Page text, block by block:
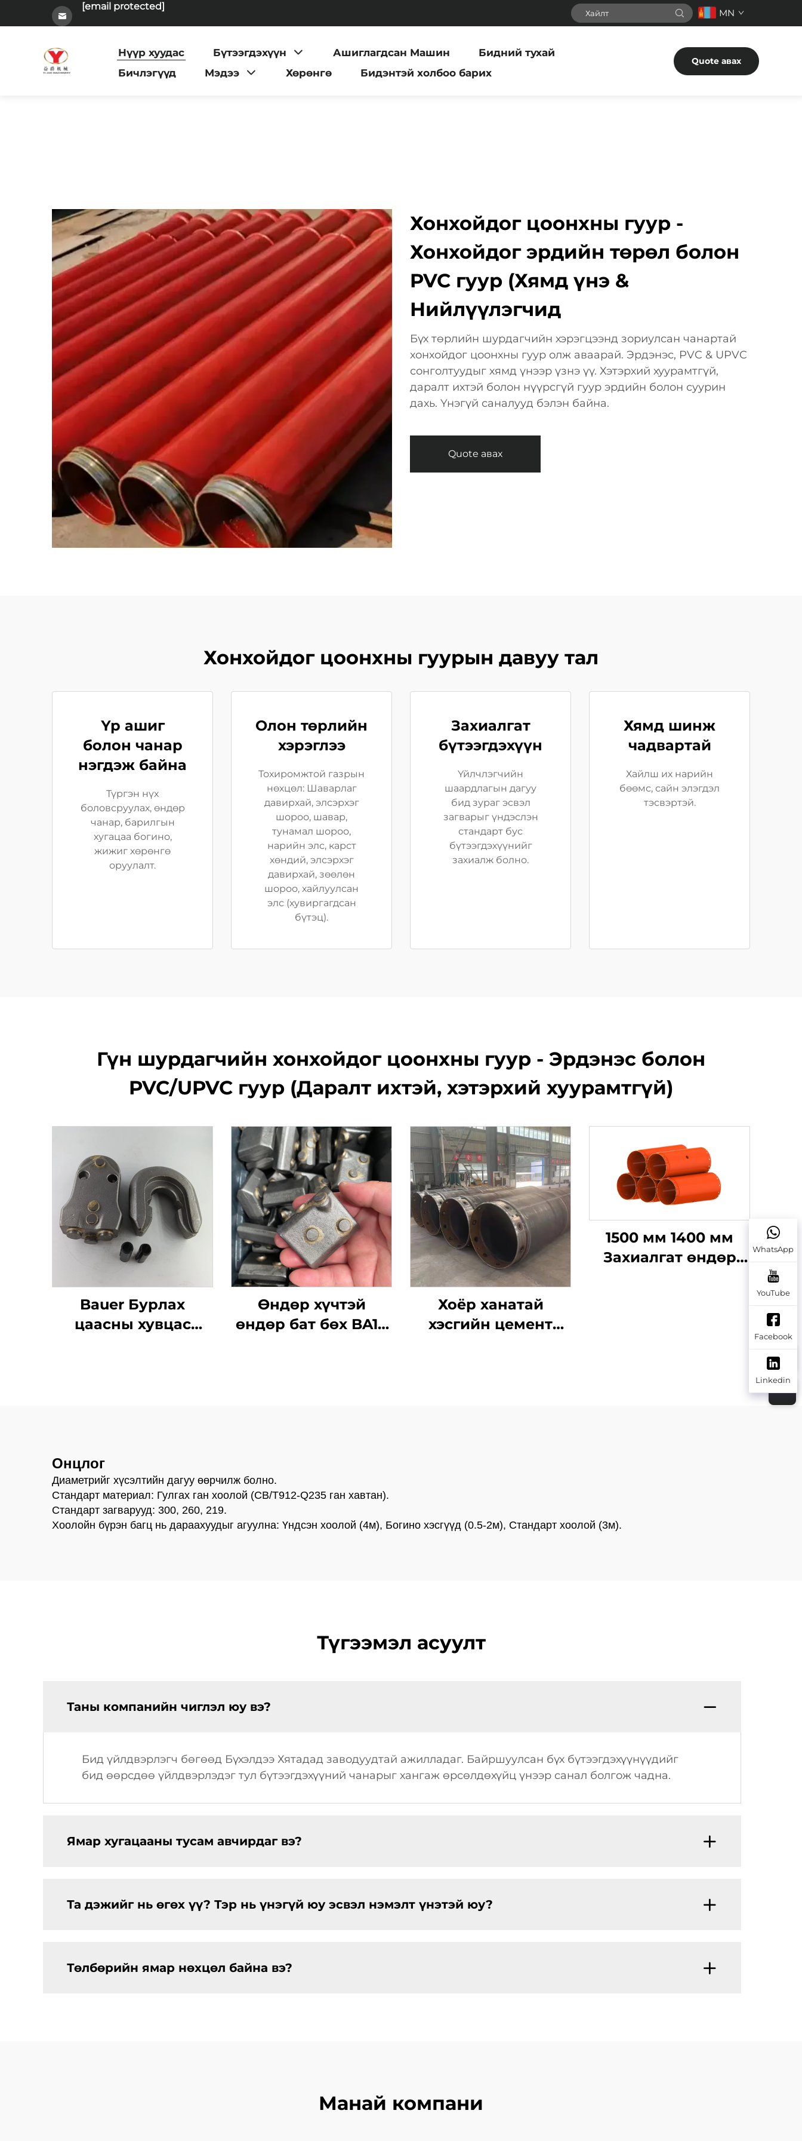
[email protected]
MN
Нүүр хуудас Бүтээгдэхүүн Ашиглагдсан Машин
Бидний тухай
Бичлэгүүд
Мэдээ Хөрөнгө Бидэнтэй холбоо барих
Quote авах
Хонхойдог цоонхны гуур -
Хонхойдог эрдийн төрөл болон
PVC гуур (Хямд үнэ &
Нийлүүлэгчид
Бүх төрлийн шурдагчийн хэрэгцээнд зориулсан чанартай
хонхойдог цоонхны гуур олж аваарай. Эрдэнэс, PVC & UPVC
сонголтуудыг хямд үнээр үзнэ үү. Хэтэрхий хуурамтгүй,
даралт ихтэй болон нүүрсгүй гуур эрдийн болон суурин
дахь. Үнэгүй саналууд бэлэн байна.
Quote авах
Хонхойдог цоонхны гуурын давуу тал
Үр ашиг
болон чанар
нэгдэж байна
Түргэн нүх
боловсруулах, өндөр
чанар, барилгын
хугацаа богино,
жижиг хөрөнгө
оруулалт.
Олон төрлийн
хэрэглээ
Тохиромжтой газрын
нөхцөл: Шаварлаг
давирхай, элсэрхэг
шороо, шавар,
тунамал шороо,
нарийн элс, карст
хөндий, элсэрхэг
давирхай, зөөлөн
шороо, хайлуулсан
элс (хувиргагдсан
бүтэц).
Захиалгат
бүтээгдэхүүн
Үйлчлэгчийн
шаардлагын дагуу
бид зураг эсвэл
загварыг үндэслэн
стандарт бус
бүтээгдэхүүнийг
захиалж болно.
Хямд шинж
чадвартай
Хайлш их нарийн
бөөмс, сайн элэгдэл
тэсвэртэй.
Гүн шурдагчийн хонхойдог цоонхны гуур - Эрдэнэс болон
PVC/UPVC гуур (Даралт ихтэй, хэтэрхий хуурамтгүй)
Bauer Бурлах
цаасны хувцас
Өндөр хүчтэй
өндөр бат бөх BA10
Хоёр ханатай
хэсгийн цемент
1500 мм 1400 мм
Захиалгат өндөр
Онцлог
Диаметрийг хүсэлтийн дагуу өөрчилж болно.
Стандарт материал: Гулгах ган хоолой (CB/T912-Q235 ган хавтан).
Стандарт загварууд: 300, 260, 219.
Хоолойн бүрэн багц нь дараахуудыг агуулна: Үндсэн хоолой (4м), Богино хэсгүүд (0.5-2м), Стандарт хоолой (3м).
Түгээмэл асуулт
Таны компанийн чиглэл юу вэ?
Бид үйлдвэрлэгч бөгөөд Бүхэлдээ Хятадад заводуудтай ажилладаг. Байршуулсан бүх бүтээгдэхүүнүүдийг
бид өөрсдөө үйлдвэрлэдэг тул бүтээгдэхүүний чанарыг хангаж өрсөлдөхүйц үнээр санал болгож чадна.
Ямар хугацааны тусам авчирдаг вэ?
Та дэжийг нь өгөх үү? Тэр нь үнэгүй юу эсвэл нэмэлт үнэтэй юу?
Төлбөрийн ямар нөхцөл байна вэ?
Манай компани
WhatsApp
YouTube
Facebook
Linkedin